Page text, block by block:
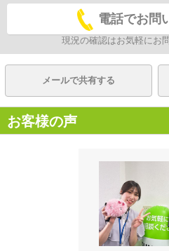
電話でお問
現況の確認はお気軽にお
メールで共有する
お客様の声